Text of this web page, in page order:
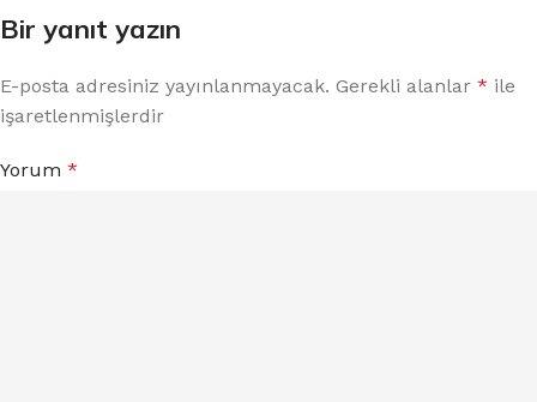
Bir yanıt yazın
E-posta adresiniz yayınlanmayacak. Gerekli alanlar * ile
işaretlenmişlerdir
Yorum *